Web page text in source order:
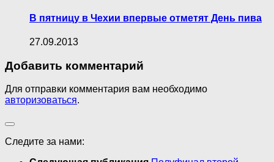
В пятницу в Чехии впервые отметят День пива
27.09.2013
Добавить комментарий
Для отправки комментария вам необходимо
авторизоваться.
Следите за нами: